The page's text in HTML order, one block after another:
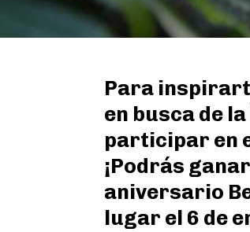
Para
en busca de
participar en
¡Podrás
aniversario
lugar el 6 de